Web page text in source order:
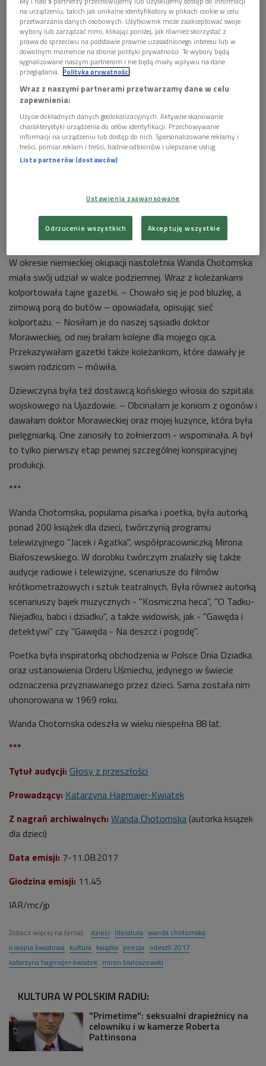
(Głosy z przeszłości/Dwójka)
 13'55 
Wanda Chotomska o czasie Powstania
Warszawskiego (Głosy z przeszłości/Dwójka)
 13'52
Wanda Chotomska o okresie powojennym i
poznaniu Mirona Białoszewskiego (Głosy z
przeszłości/Dwójka)
Wanda Chotomska o współpracy z Mironem
przeszłości/Dwójka)
Wanda Chotomska w 2014 r. Foto: PAP/Tomasz Gzell
W okresie niemieckiej okupacji nastoletnia Wanda Chotomska
miała swój udział w walce podziemnej. Wraz z koleżankami
kolportowała tajne gazetki. – Chowało się je pod bluzkę, a
zimową porą do butów – opowiadała, opisując sieć
kolportażu. – Nosiłam je do naszej sąsiadki doktor
Morawieckiej, od niej brałam kolejne dla mojego ojca.
Przekazywałam gazetki także koleżankom, które dawały je
swoim rodzicom – mówiła.
Dziewczyna była też dostawcą końskiego włosia do szpitala
wojskowego na Ujazdowie. – Obcinałam je koniom z ogonów i
dawałam doktor Morawieckiej oraz mojej kuzynce, która była
pielęgniarką. One zanosiły to żołnierzom - wspominała. A był
to tylko pierwszy etap pewnej szczególnej konspiracyjnej
produkcji.
***
Wanda Chotomska, popularna pisarka i poetka, była autorką
ponad 200 książek dla dzieci, twórczynią programu
telewizyjnego "Jacek i Agatka", współpracowniczką Mirona
Białoszewskiego. W dorobku twórczym znalazły się także
audycje radiowe i telewizyjne, scenariusze do filmów
krótkometrażowych i sztuk teatralnych. Była również autorką
scenariuszy bajek muzycznych - "Kosmiczna heca", "O Tadku-
Niejadku, babci i dziadku", a także widowisk, jak - "Gawęda i
detektywi" czy "Gawęda - Na deszcz i pogodę".
Poetka była inspiratorką obchodzenia w Polsce Dnia Dziadka
oraz ustanowienia Orderu Uśmiechu, jedynego w świecie
odznaczenia przyznawanego przez dzieci. Sama została nim
uhonorowana w 1969 roku.
Wanda Chotomska odeszła w wieku niespełna 88 lat.
***
Tytuł audycji: Głosy z przeszłości
Prowadzący: Katarzyna Hagmajer-Kwiatek
Z nagrań archiwalnych: Wanda Chotomska (autorka książek
dla dzieci)
Data emisji: 7-11.08.2017
Giodzina emisji: 11.45
IAR/mc/jp
Zobacz więcej na temat: dzieci literatura wanda chotomska
ii wojna światowa kultura książka poezja odeszli 2017
katarzyna hagmajer-kwiatek miron białoszewski
KULTURA W POLSKIM RADIU:
"Primetime": seksualni drapieżnicy na
celowniku i w kamerze Roberta
Pattinsona
na urządzeniu, takich jak unikalne identyfikatory w plikach cookie w celu
przetwarzania danych osobowych. Użytkownik może zaakceptować swoje
wybory lub zarządzać nimi, klikając poniżej, jak również skorzystać z
prawa do sprzeciwu na podstawie prawnie uzasadnionego interesu lub w
dowolnym momencie na stronie polityki prywatności. Te wybory będą
sygnalizowane naszym partnerom i nie będą miały wpływu na dane
przeglądania. Polityka prywatności
Wraz z naszymi partnerami przetwarzamy dane w celu
zapewnienia:
Użycie dokładnych danych geolokalizacyjnych. Aktywne skanowanie
charakterystyki urządzenia do celów identyfikacji. Przechowywanie
informacji na urządzeniu lub dostęp do nich. Spersonalizowane reklamy i
treści, pomiar reklam i treści, badnie odbiorców i ulepszanie usług.
Lista partnerów (dostawców)
Ustawienia zaawansowane
Odrzucenie wszystkich Akceptuję wszystkie